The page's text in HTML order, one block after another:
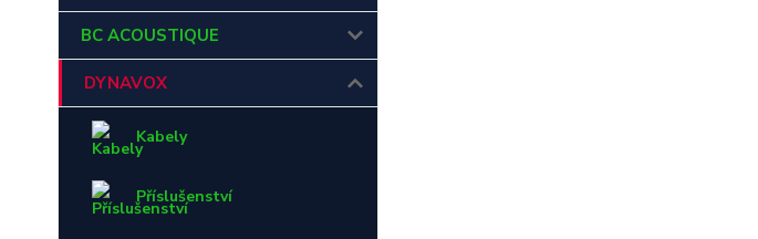
BC ACOUSTIQUE
DYNAVOX
Kabely
Příslušenství